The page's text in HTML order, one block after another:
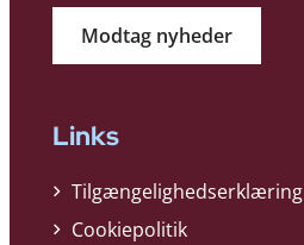
Modtag nyheder
Links
Tilgængelighedserklæring
Cookiepolitik